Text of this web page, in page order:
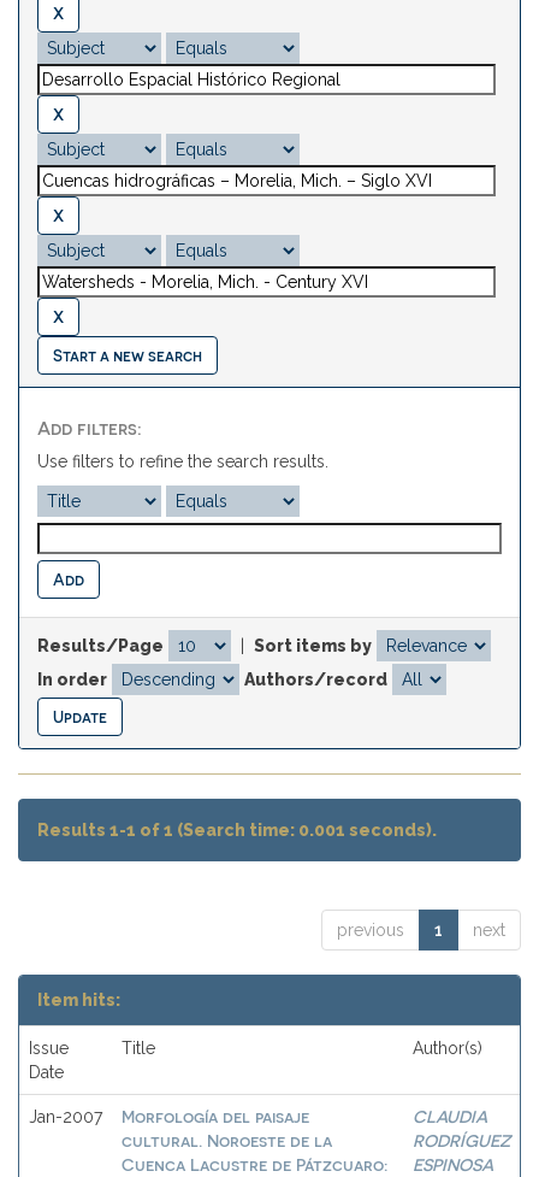
Start a new search
Add filters:
Use filters to refine the search results.
Results/Page
Sort items by
In order
Authors/record
Results 1-1 of 1 (Search time: 0.001 seconds).
previous 1 next
Item hits:
Issue
Date
Title Author(s)
Jan-2007
Morfología del paisaje
cultural. Noroeste de la
Cuenca Lacustre de Pátzcuaro:
CLAUDIA
RODRÍGUEZ
ESPINOSA